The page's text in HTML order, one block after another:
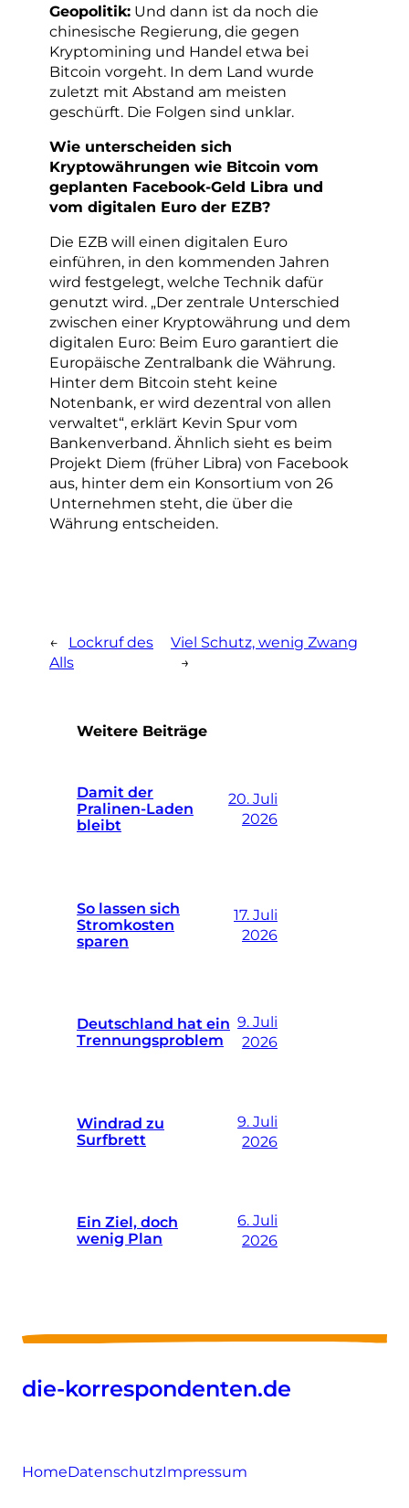
Geopolitik: Und dann ist da noch die
chinesische Regierung, die gegen
Kryptomining und Handel etwa bei
Bitcoin vorgeht. In dem Land wurde
zuletzt mit Abstand am meisten
geschürft. Die Folgen sind unklar.
Wie unterscheiden sich
Kryptowährungen wie Bitcoin vom
geplanten Facebook-Geld Libra und
vom digitalen Euro der EZB?
Die EZB will einen digitalen Euro
einführen, in den kommenden Jahren
wird festgelegt, welche Technik dafür
genutzt wird. „Der zentrale Unterschied
zwischen einer Kryptowährung und dem
digitalen Euro: Beim Euro garantiert die
Europäische Zentralbank die Währung.
Hinter dem Bitcoin steht keine
Notenbank, er wird dezentral von allen
verwaltet“, erklärt Kevin Spur vom
Bankenverband. Ähnlich sieht es beim
Projekt Diem (früher Libra) von Facebook
aus, hinter dem ein Konsortium von 26
Unternehmen steht, die über die
Währung entscheiden.
←
Lockruf des
Alls
Viel Schutz, wenig Zwang
→
Weitere Beiträge
Damit der
Pralinen-Laden
bleibt
20. Juli
2026
So lassen sich
Stromkosten
sparen
17. Juli
2026
Deutschland hat ein
Trennungsproblem
9. Juli
2026
Windrad zu
Surfbrett
9. Juli
2026
Ein Ziel, doch
wenig Plan
6. Juli
2026
die-korrespondenten.de
HomeDatenschutzImpressum